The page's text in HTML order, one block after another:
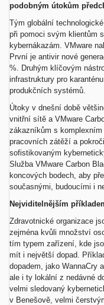
podobným útokům
Tým globální
při pomoci svým klientům
kybernákazám. VMware
První je antivir nové
%. Druhým klíčovým
infrastruktury pro
produkčních systémů.
Útoky v dnešní době
vnitřní sítě a VMware
zákazníkům s
pracovních zátěží a
sofistikovaným
Služba VMware Carbon
koncových bodech, aby
současnými, budoucími i
Nejviditelnějším
Zdravotnické organizace
zejména kvůli množství
tím typem zařízení, kde
mít i největší dopad.
dopadem, jako WannaCry
ale i ty lokální z nedávné
velmi sledovaný
v Benešově, velmi